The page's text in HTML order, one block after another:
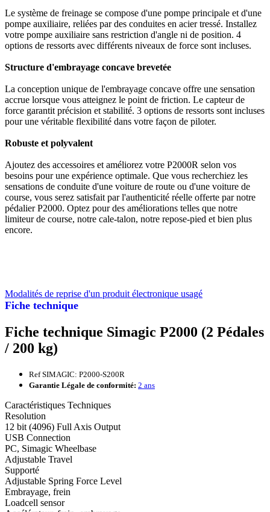
Fiche technique
Le système de freinage se compose d'une pompe principale et d'une
pompe auxiliaire, reliées par des conduites en acier tressé. Installez
votre pompe auxiliaire sans restriction d'angle ni de position. 4
options de ressorts avec différents niveaux de force sont incluses.
Structure d'embrayage concave brevetée
La conception unique de l'embrayage concave offre une sensation
accrue lorsque vous atteignez le point de friction. Le capteur de
force garantit précision et stabilité. 3 options de ressorts sont incluses
pour une véritable flexibilité dans votre façon de piloter.
Robuste et polyvalent
Ajoutez des accessoires et améliorez votre P2000R selon vos
besoins pour une expérience optimale. Que vous recherchiez les
sensations de conduite d'une voiture de route ou d'une voiture de
course, vous serez satisfait par l'authenticité réelle offerte par notre
pédalier P2000. Optez pour des améliorations telles que notre
limiteur de course, notre cale-talon, notre repose-pied et bien plus
encore.
Modalités de reprise d'un produit électronique usagé
Fiche technique Simagic P2000 (2 Pédales
/ 200 kg)
Ref SIMAGIC: P2000-S200R
Garantie Légale de conformité: 2 ans
Caractéristiques Techniques
Resolution
12 bit (4096) Full Axis Output
USB Connection
PC, Simagic Wheelbase
Adjustable Travel
Supporté
Adjustable Spring Force Level
Embrayage, frein
Loadcell sensor